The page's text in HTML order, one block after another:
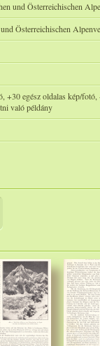
und Österreichischen
Österreichischen
+30 egész oldalas kép/fotó,
való példány